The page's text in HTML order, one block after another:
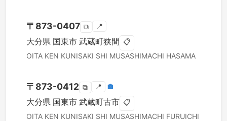
〒 873-0407 ⧉ 📍
大分県 国東市 武蔵町狭間 📋
OITA KEN KUNISAKI SHI MUSASHIMACHI HASAMA
〒 873-0412 ⧉ 📍 🏣
大分県 国東市 武蔵町古市 📋
OITA KEN KUNISAKI SHI MUSASHIMACHI FURUICHI